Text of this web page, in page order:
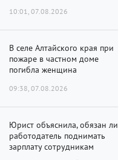
10:01, 07.08.2026
В селе Алтайского края при
пожаре в частном доме
погибла женщина
09:38, 07.08.2026
Юрист объяснила, обязан ли
работодатель поднимать
зарплату сотрудникам